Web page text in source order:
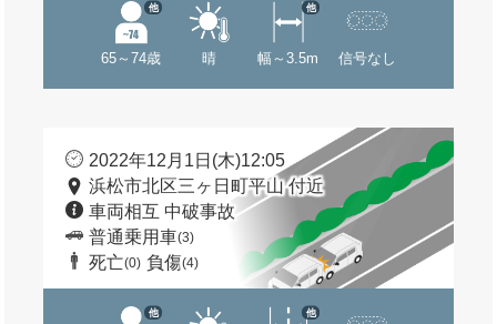
65～74歳
他
晴 幅～3.5m
他
信号なし
2022年12月1日(木)12:05
浜松市北区三ヶ日町平山 付近
車両相互 中破事故
普通乗用車(3)
死亡(0) 負傷(4)
他 他